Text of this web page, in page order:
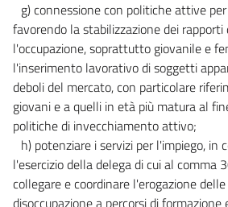
g) connessione con politiche attive
favorendo la stabilizzazione dei rapporti
l'occupazione, soprattutto giovanile e
l'inserimento lavorativo di soggetti
deboli del mercato, con particolare
giovani e a quelli in età più matura al
politiche di invecchiamento attivo;
h) potenziare i servizi per l'impiego, in
l'esercizio della delega di cui al comma
collegare e coordinare l'erogazione
disoccupazione a percorsi di